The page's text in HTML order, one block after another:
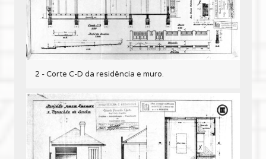
2 - Corte C-D da residência e muro.